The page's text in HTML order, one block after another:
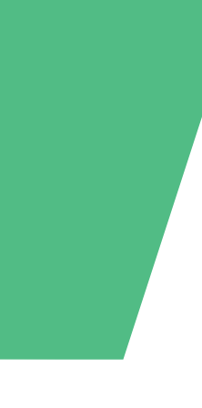
Packs de
à l'utilisation avec des crédits de
5
US$